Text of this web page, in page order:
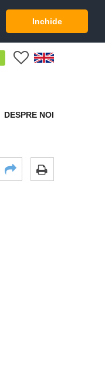
Inchide
DESPRE NOI